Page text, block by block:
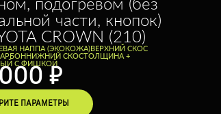
части, кнопок)
CROWN (210)
НАППА (ЭКОКОЖА)ВЕРХНИЙ СКОС
НИЖНИЙ СКОСТОЛЩИНА +
С ФИШКОЙ
₽
ПАРАМЕТРЫ